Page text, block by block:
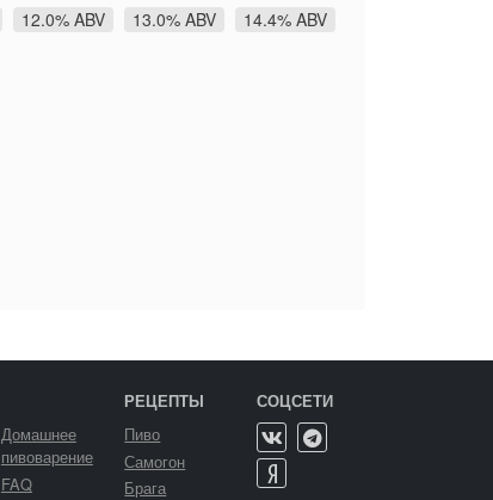
12.0% ABV 13.0% ABV
14.4% ABV
Домашнее
пивоварение
FAQ
РЕЦЕПТЫ
Пиво
Самогон
Брага
СОЦСЕТИ